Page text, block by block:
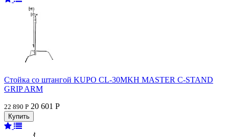
Стойка со штангой KUPO CL-30MKH MASTER C-STAND
GRIP ARM
22 890 Р 20 601 Р